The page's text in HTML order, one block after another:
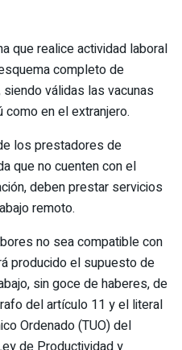
que realice actividad laboral
completo de
válidas las vacunas
en el extranjero.
los prestadores de
que no cuenten con el
deben prestar servicios
remoto.
no sea compatible con
producido el supuesto de
sin goce de haberes, de
del artículo 11 y el literal
Ordenado (TUO) del